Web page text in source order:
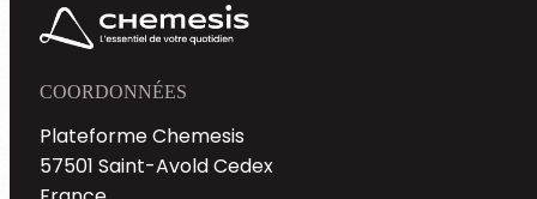
COORDONNÉES
Plateforme Chemesis
57501 Saint-Avold Cedex